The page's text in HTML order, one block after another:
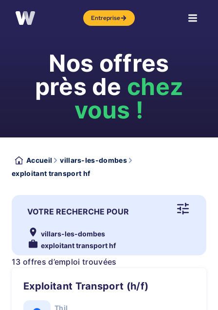
Entreprise
Nos offres
près de chez
vous !
Accueil
villars-les-dombes
exploitant transport hf
VOTRE RECHERCHE POUR
villars-les-dombes
exploitant transport hf
13 offres d’emploi trouvées
Exploitant Transport (h/f)
Thil